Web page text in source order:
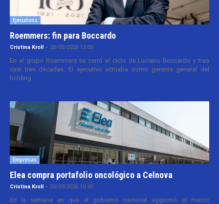
Ejecutivos
Roemmers: fin para Boccardo
Cristina Kroll - 20/05/2026 13:00
En el grupo Roemmers se cerró el ciclo de Luciano Boccardo y tras
casi tres décadas. El ejecutivo actuaba como gerente general del
holding...
Empresas
Elea compra portafolio oncológico a Celnova
Cristina Kroll - 20/03/2026 10:30
En la semana en que el gobierno nacional aggiornó el marco